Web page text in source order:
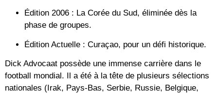
Édition 2006 : La Corée du Sud, éliminée dès la
phase de groupes.
Édition Actuelle : Curaçao, pour un défi historique.
Dick Advocaat possède une immense carrière dans le
football mondial. Il a été à la tête de plusieurs sélections
nationales (Irak, Pays-Bas, Serbie, Russie, Belgique,